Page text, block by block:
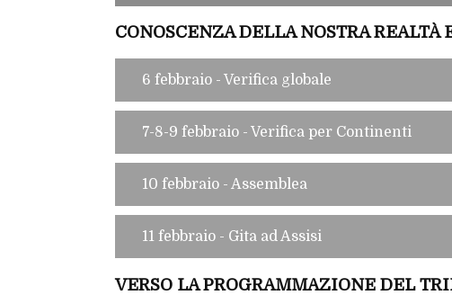
CONOSCENZA DELLA NOSTRA REALTÀ
6 febbraio - Verifica globale
7-8-9 febbraio - Verifica per Continenti
10 febbraio - Assemblea
11 febbraio - Gita ad Assisi
VERSO LA PROGRAMMAZIONE DEL